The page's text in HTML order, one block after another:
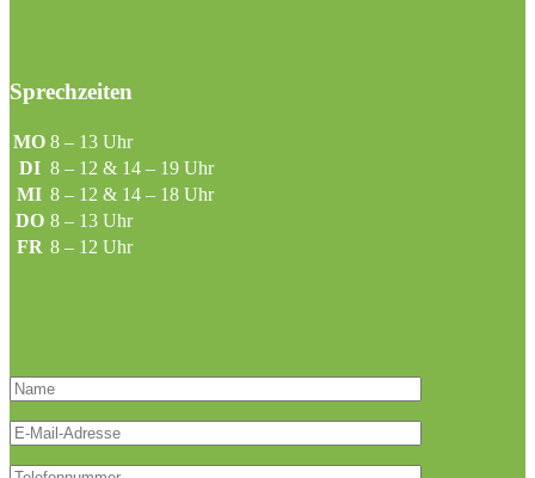
Sprechzeiten
MO 8 – 13 Uhr
DI 8 – 12 & 14 – 19 Uhr
MI 8 – 12 & 14 – 18 Uhr
DO 8 – 13 Uhr
FR 8 – 12 Uhr